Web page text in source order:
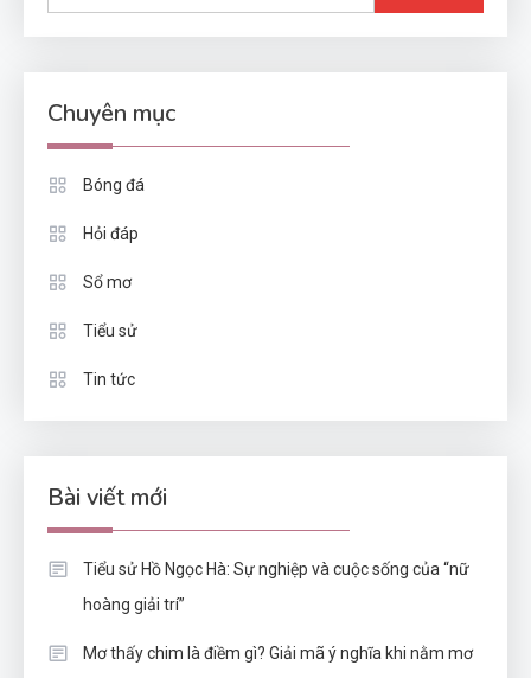
kiếm
Chuyên mục
Bóng đá
Hỏi đáp
Sổ mơ
Tiểu sử
Tin tức
Bài viết mới
Tiểu sử Hồ Ngọc Hà: Sự nghiệp và cuộc sống của “nữ
hoàng giải trí”
Mơ thấy chim là điềm gì? Giải mã ý nghĩa khi nằm mơ